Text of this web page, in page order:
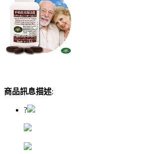
商品訊息描述:
?